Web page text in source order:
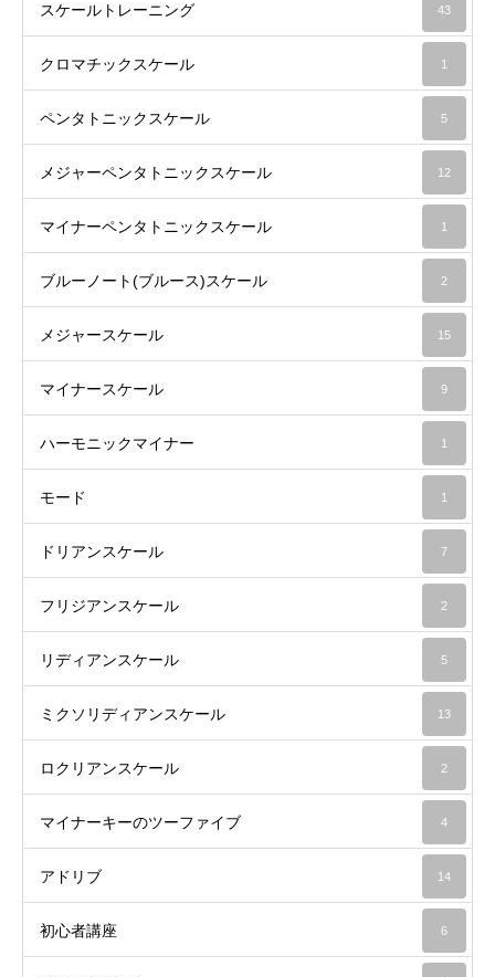
スケールトレーニング 43
クロマチックスケール 1
ペンタトニックスケール 5
メジャーペンタトニックスケール 12
マイナーペンタトニックスケール 1
ブルーノート(ブルース)スケール 2
メジャースケール 15
マイナースケール 9
ハーモニックマイナー 1
モード 1
ドリアンスケール 7
フリジアンスケール 2
リディアンスケール 5
ミクソリディアンスケール 13
ロクリアンスケール 2
マイナーキーのツーファイブ 4
アドリブ 14
初心者講座 6